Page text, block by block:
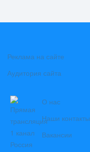
Реклама на сайте
Аудитория сайта
О нас
Наши контакты
Вакансии